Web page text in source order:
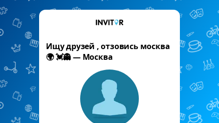
Ищу друзей , отзовись москва
🌍 💓👻 — Москва